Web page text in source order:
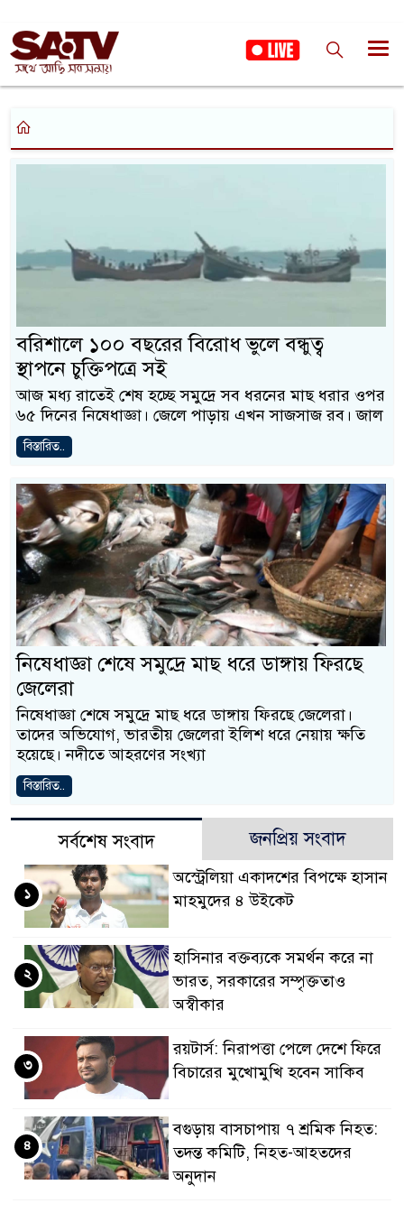
বরিশালে ১০০ বছরের বিরোধ ভুলে বন্ধুত্ব
স্থাপনে চুক্তিপত্রে সই
আজ মধ্য রাতেই শেষ হচ্ছে সমুদ্রে সব ধরনের মাছ ধরার ওপর
৬৫ দিনের নিষেধাজ্ঞা। জেলে পাড়ায় এখন সাজসাজ রব। জাল
বিস্তারিত..
নিষেধাজ্ঞা শেষে সমুদ্রে মাছ ধরে ডাঙ্গায় ফিরছে
জেলেরা
নিষেধাজ্ঞা শেষে সমুদ্রে মাছ ধরে ডাঙ্গায় ফিরছে জেলেরা।
তাদের অভিযোগ, ভারতীয় জেলেরা ইলিশ ধরে নেয়ায় ক্ষতি
হয়েছে। নদীতে আহরণের সংখ্যা
বিস্তারিত..
সর্বশেষ সংবাদ জনপ্রিয় সংবাদ
অস্ট্রেলিয়া একাদশের বিপক্ষে হাসান
মাহমুদের ৪ উইকেট
১
হাসিনার বক্তব্যকে সমর্থন করে না
ভারত, সরকারের সম্পৃক্ততাও
অস্বীকার
২
রয়টার্স: নিরাপত্তা পেলে দেশে ফিরে
বিচারের মুখোমুখি হবেন সাকিব
৩
বগুড়ায় বাসচাপায় ৭ শ্রমিক নিহত:
তদন্ত কমিটি, নিহত-আহতদের
অনুদান
৪